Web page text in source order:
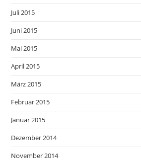
Juli 2015
Juni 2015
Mai 2015
April 2015
März 2015
Februar 2015
Januar 2015
Dezember 2014
November 2014